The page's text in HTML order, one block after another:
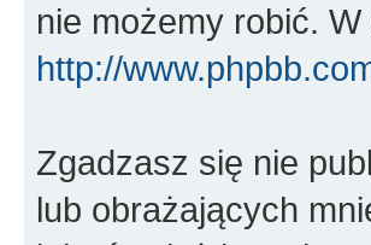
nie możemy robić.
http://
Zgadzasz się nie
lub obrażających